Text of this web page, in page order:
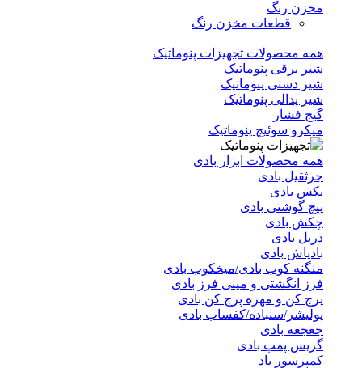
مخزن رنگ
قطعات مخزن رنگ
همه محصولات تجهیزات پنوماتیک
شیر برقی پنوماتیک
شیر دستی پنوماتیک
شیر پدالی پنوماتیک
گیج فشار
میکرو سوئیچ پنوماتیک
همه محصولات ابزار بادی
جرثقیل بادی
بکس بادی
پیچ گوشتی بادی
چکش بادی
دریل بادی
بادپاش بادی
منگنه کوب بادی/میخکوب بادی
فرز انگشتی و مینی فرز بادی
پرچ کن و مهره پرچ کن بادی
پولیشر/سنباده/کفساب بادی
جغجغه بادی
گریس پمپ بادی
کمپرسور باد